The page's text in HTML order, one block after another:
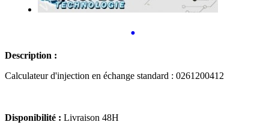
•
Description :
Calculateur d'injection en échange standard : 0261200412
Disponibilité : Livraison 48H